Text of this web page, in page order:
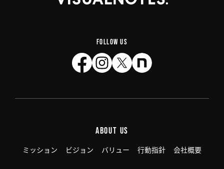
FOLLOW US
ABOUT US
ミッション ビジョン バリュー 行動指針 会社概要